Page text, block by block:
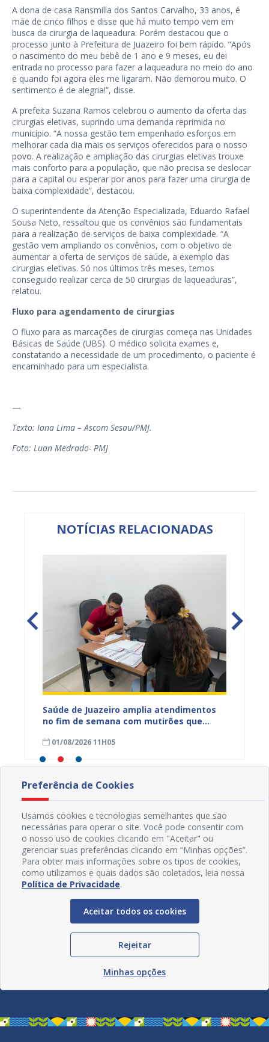
A dona de casa Ransmilla dos Santos Carvalho, 33 anos, é
mãe de cinco filhos e disse que há muito tempo vem em
busca da cirurgia de laqueadura. Porém destacou que o
processo junto à Prefeitura de Juazeiro foi bem rápido. “Após
o nascimento do meu bebê de 1 ano e 9 meses, eu dei
entrada no processo para fazer a laqueadura no meio do ano
e quando foi agora eles me ligaram. Não demorou muito. O
sentimento é de alegria!”, disse.
A prefeita Suzana Ramos celebrou o aumento da oferta das
cirurgias eletivas, suprindo uma demanda reprimida no
município. “A nossa gestão tem empenhado esforços em
melhorar cada dia mais os serviços oferecidos para o nosso
povo. A realização e ampliação das cirurgias eletivas trouxe
mais conforto para a população, que não precisa se deslocar
para a capital ou esperar por anos para fazer uma cirurgia de
baixa complexidade”, destacou.
O superintendente da Atenção Especializada, Eduardo Rafael
Sousa Neto, ressaltou que os convênios são fundamentais
para a realização de serviços de baixa complexidade. “A
gestão vem ampliando os convênios, com o objetivo de
aumentar a oferta de serviços de saúde, a exemplo das
cirurgias eletivas. Só nos últimos três meses, temos
conseguido realizar cerca de 50 cirurgias de laqueaduras”,
relatou.
Fluxo para agendamento de cirurgias
O fluxo para as marcações de cirurgias começa nas Unidades
Básicas de Saúde (UBS). O médico solicita exames e,
constatando a necessidade de um procedimento, o paciente é
encaminhado para um especialista.
—
Texto: Iana Lima – Ascom Sesau/PMJ.
Foto: Luan Medrado- PMJ
NOTÍCIAS RELACIONADAS
Saúde de Juazeiro amplia atendimentos
no fim de semana com mutirões que
01/08/2026 11H05
Redes Sociais
Preferência de Cookies
Usamos cookies e tecnologias semelhantes que são
necessárias para operar o site. Você pode consentir com
o nosso uso de cookies clicando em "Aceitar" ou
gerenciar suas preferências clicando em “Minhas opções”.
Para obter mais informações sobre os tipos de cookies,
como utilizamos e quais dados são coletados, leia nossa
Política de Privacidade.
Aceitar todos os cookies
Rejeitar
Minhas opções